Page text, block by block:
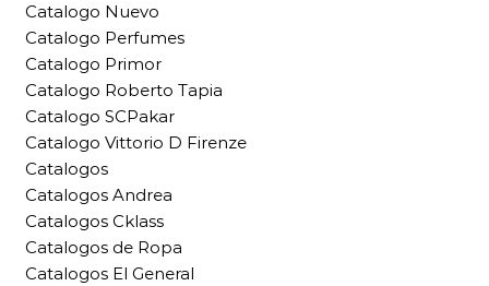
Catalogo Nuevo
Catalogo Perfumes
Catalogo Primor
Catalogo Roberto Tapia
Catalogo SCPakar
Catalogo Vittorio D Firenze
Catalogos
Catalogos Andrea
Catalogos Cklass
Catalogos de Ropa
Catalogos El General